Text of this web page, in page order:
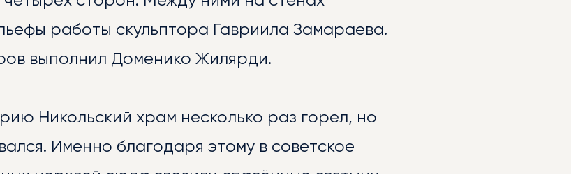
работы скульптора Гавриила Замараева.
выполнил Доменико Жилярди.
Никольский храм несколько раз горел, но
Именно благодаря этому в советское